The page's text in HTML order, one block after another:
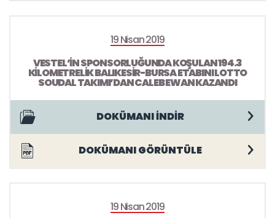
19 Nisan 2019
VESTEL’İN SPONSORLUĞUNDA KOŞULAN 194.3
KİLOMETRELİK BALIKESİR-BURSA ETABINI LOTTO
SOUDAL TAKIMI’DAN CALEB EWAN KAZANDI
DOKÜMANI İNDİR
DOKÜMANI GÖRÜNTÜLE
19 Nisan 2019